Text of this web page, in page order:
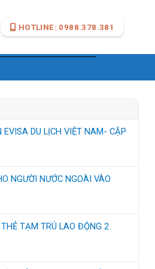
HOTLINE: 0988.378.381
EVISA DU LỊCH VIỆT NAM- CẬP
NGƯỜI NƯỚC NGOÀI VÀO
TẠM TRÚ LAO ĐỘNG 2